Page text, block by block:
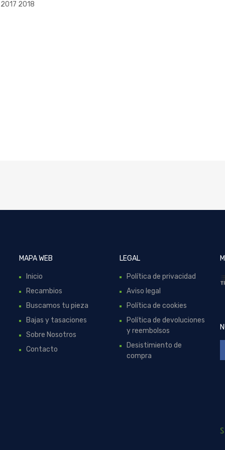
2018
MAPA WEB
Inicio
Recambios
Buscamos tu pieza
Bajas y tasaciones
Sobre Nosotros
Contacto
LEGAL
Política de privacidad
Aviso legal
Política de cookies
Política de devoluciones
y reembolsos
Desistimiento de
compra